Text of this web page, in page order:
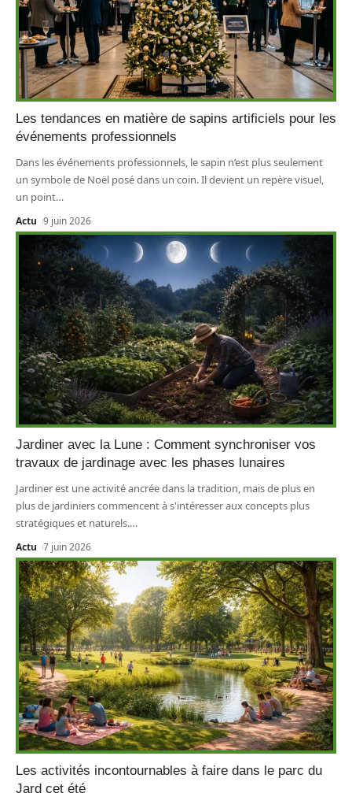
Les tendances en matière de sapins artificiels pour les
événements professionnels
Dans les événements professionnels, le sapin n’est plus seulement
un symbole de Noël posé dans un coin. Il devient un repère visuel,
un point…
Actu 9 juin 2026
Jardiner avec la Lune : Comment synchroniser vos
travaux de jardinage avec les phases lunaires
Jardiner est une activité ancrée dans la tradition, mais de plus en
plus de jardiniers commencent à s'intéresser aux concepts plus
stratégiques et naturels.…
Actu 7 juin 2026
Les activités incontournables à faire dans le parc du
Jard cet été